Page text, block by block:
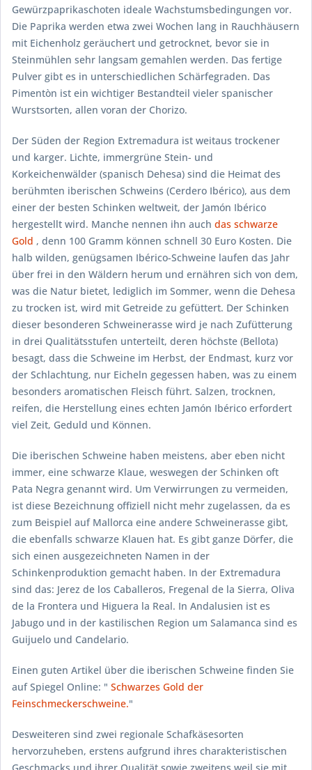
Gewürzpaprikaschoten ideale Wachstumsbedingungen vor.
Die Paprika werden etwa zwei Wochen lang in Rauchhäusern
mit Eichenholz geräuchert und getrocknet, bevor sie in
Steinmühlen sehr langsam gemahlen werden. Das fertige
Pulver gibt es in unterschiedlichen Schärfegraden. Das
Pimentòn ist ein wichtiger Bestandteil vieler spanischer
Wurstsorten, allen voran der Chorizo.
Der Süden der Region Extremadura ist weitaus trockener
und karger. Lichte, immergrüne Stein- und
Korkeichenwälder (spanisch Dehesa) sind die Heimat des
berühmten iberischen Schweins (Cerdero Ibérico), aus dem
einer der besten Schinken weltweit, der Jamón Ibérico
hergestellt wird. Manche nennen ihn auch das schwarze
Gold , denn 100 Gramm können schnell 30 Euro Kosten. Die
halb wilden, genügsamen Ibérico-Schweine laufen das Jahr
über frei in den Wäldern herum und ernähren sich von dem,
was die Natur bietet, lediglich im Sommer, wenn die Dehesa
zu trocken ist, wird mit Getreide zu gefüttert. Der Schinken
dieser besonderen Schweinerasse wird je nach Zufütterung
in drei Qualitätsstufen unterteilt, deren höchste (Bellota)
besagt, dass die Schweine im Herbst, der Endmast, kurz vor
der Schlachtung, nur Eicheln gegessen haben, was zu einem
besonders aromatischen Fleisch führt. Salzen, trocknen,
reifen, die Herstellung eines echten Jamón Ibérico erfordert
viel Zeit, Geduld und Können.
Die iberischen Schweine haben meistens, aber eben nicht
immer, eine schwarze Klaue, weswegen der Schinken oft
Pata Negra genannt wird. Um Verwirrungen zu vermeiden,
ist diese Bezeichnung offiziell nicht mehr zugelassen, da es
zum Beispiel auf Mallorca eine andere Schweinerasse gibt,
die ebenfalls schwarze Klauen hat. Es gibt ganze Dörfer, die
sich einen ausgezeichneten Namen in der
Schinkenproduktion gemacht haben. In der Extremadura
sind das: Jerez de los Caballeros, Fregenal de la Sierra, Oliva
de la Frontera und Higuera la Real. In Andalusien ist es
Jabugo und in der kastilischen Region um Salamanca sind es
Guijuelo und Candelario.
Einen guten Artikel über die iberischen Schweine finden Sie
auf Spiegel Online: " Schwarzes Gold der
Feinschmeckerschweine."
Desweiteren sind zwei regionale Schafkäsesorten
hervorzuheben, erstens aufgrund ihres charakteristischen
Geschmacks und ihrer Qualität sowie zweitens weil sie mit